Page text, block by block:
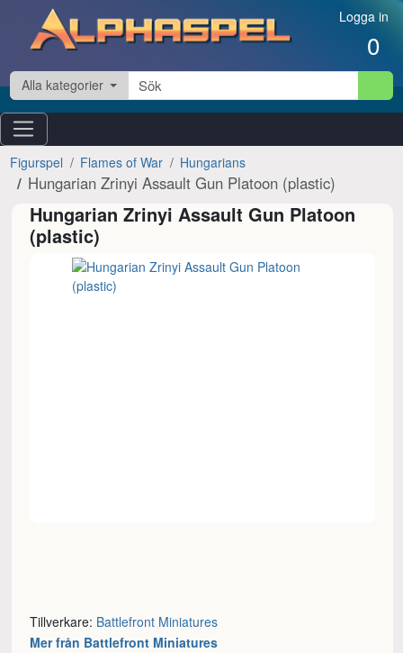
Hoppa till innehåll Logga in
0
Alla kategorier
Figurspel Flames of War Hungarians
Hungarian Zrinyi Assault Gun Platoon (plastic)
Hungarian Zrinyi Assault Gun Platoon
(plastic)
Tillverkare: Battlefront Miniatures
Mer från Battlefront Miniatures